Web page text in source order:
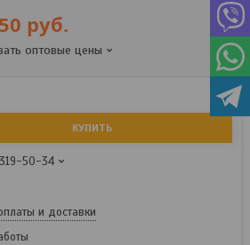
руб.
оптовые цены
КУПИТЬ
319-50-34
и доставки